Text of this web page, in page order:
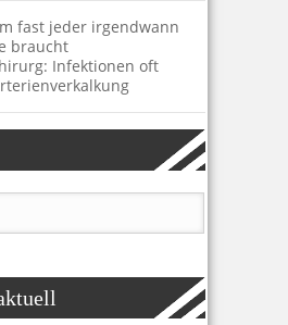
fast jeder irgendwann
braucht
Infektionen oft